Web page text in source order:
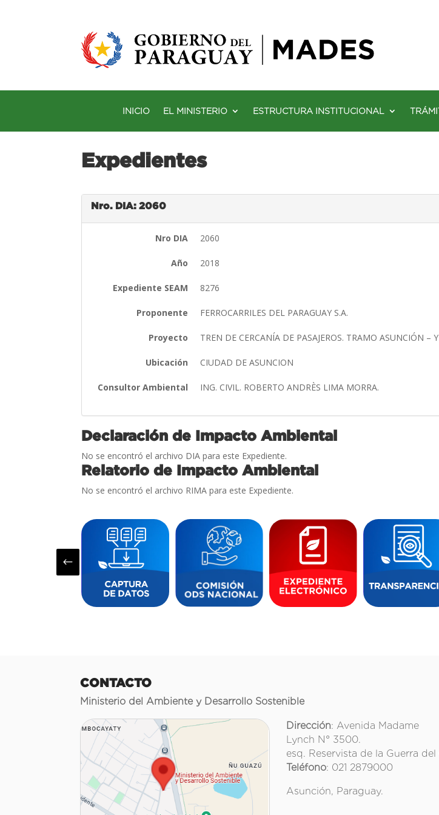
INICIO EL MINISTERIO ESTRUCTURA INSTITUCIONAL
Expedientes
Nro. DIA: 2060
Nro DIA 2060
Año 2018
Expediente SEAM 8276
Proponente FERROCARRILES DEL PARAGUAY S.A.
Proyecto TREN DE CERCANÍA DE PASAJEROS. TRAMO ASUNCIÓN –
Ubicación CIUDAD DE ASUNCION
Consultor Ambiental ING. CIVIL. ROBERTO ANDRÈS LIMA MORRA.
Declaración de Impacto Ambiental
No se encontró el archivo DIA para este Expediente.
Relatorio de Impacto Ambiental
No se encontró el archivo RIMA para este Expediente.
#
CONTACTO
Ministerio del Ambiente y Desarrollo Sostenible
Dirección: Avenida Madame
Lynch N° 3500.
esq. Reservista de la Guerra del
Teléfono: 021 2879000
Asunción, Paraguay.